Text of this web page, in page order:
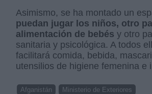
Asimismo, se ha montado un
puedan jugar los niños, otro
alimentación de bebés y otro
sanitaria y psicológica. A todos
facilitará comida, bebida,
utensilios de higiene femenina e
Afganistán Ministerio de Exteriores